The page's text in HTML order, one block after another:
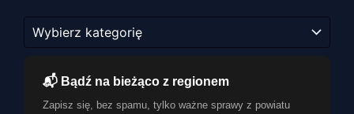
📬 Bądź na bieżąco z regionem
Zapisz się, bez spamu, tylko ważne sprawy z powiatu